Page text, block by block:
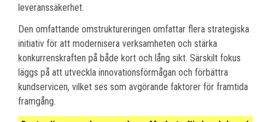
leveranssäkerhet.
Den omfattande omstruktureringen omfattar flera strategiska
initiativ för att modernisera verksamheten och stärka
konkurrenskraften på både kort och lång sikt. Särskilt fokus
läggs på att utveckla innovationsförmågan och förbättra
kundservicen, vilket ses som avgörande faktorer för framtida
framgång.